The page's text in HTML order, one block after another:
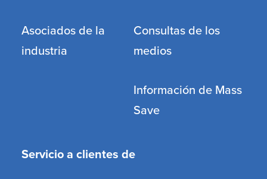
Asociados de la
industria
Consultas de los
medios
Información de Mass
Save
Servicio a clientes de